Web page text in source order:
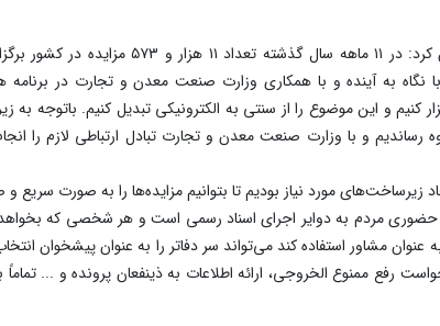
معاون امور اسناد رسمی سازمان ثبت اسناد و
به آینده و با همکاری وزارت صنعت معدن و تجارت در برنامه
کنیم و این موضوع را از سنتی به الکترونیکی تبدیل کنیم. باتوجه
زیرساخت‌های مورد نیاز بودیم تا بتوانیم مزایده‌ها را به صورت
مردم به دوایر اجرای اسناد رسمی است و هر شخصی که بخواهد
مشاور استفاده کند می‌تواند سر دفاتر را به عنوان پیشخوان
رفع ممنوع الخروجی، ارائه اطلاعات به ذینفعان پرونده و ...